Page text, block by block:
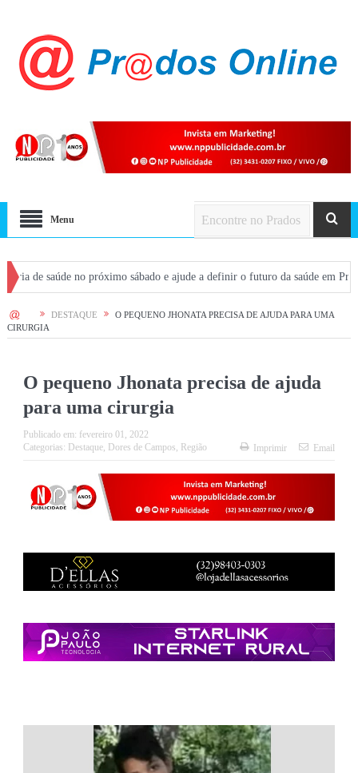
Menu
no próximo sábado e ajude a definir o futuro da saúde em Prados
HOME DESTAQUE
O PEQUENO JHONATA PRECISA DE AJUDA PARA UMA
CIRURGIA
O pequeno Jhonata precisa de ajuda
para uma cirurgia
Publicado em: fevereiro 01, 2022
Categorias: Destaque, Dores de Campos, Região Imprimir Email